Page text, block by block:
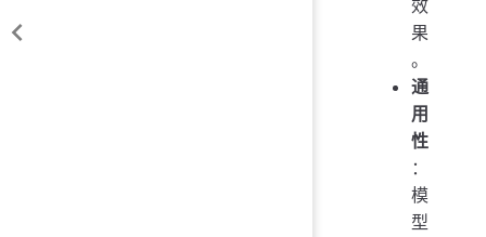
效
果
。
通
用
性
：
模
型